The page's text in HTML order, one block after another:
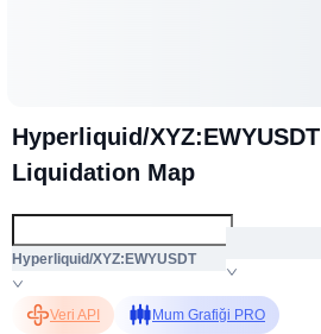
Hyperliquid/XYZ:EWYUSDT
Liquidation Map
Hyperliquid/XYZ:EWYUSDT
Veri API Mum Grafiği PRO